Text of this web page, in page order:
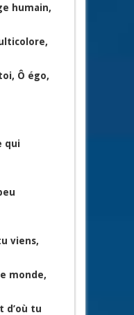
humain,
Ô égo,
qui
viens,
monde,
d’où tu